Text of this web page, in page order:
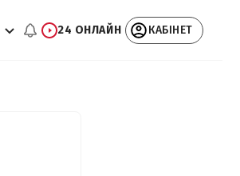
24 ОНЛАЙН КАБІНЕТ